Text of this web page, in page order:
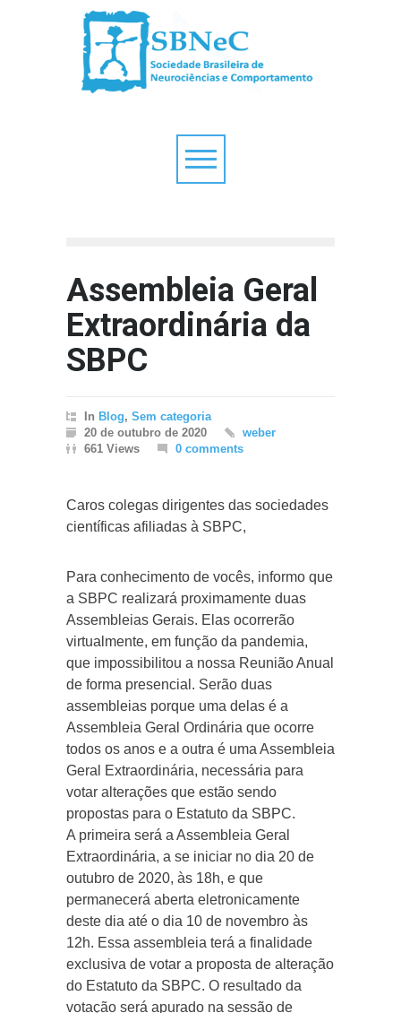
Assembleia Geral
Extraordinária da
SBPC
In Blog, Sem categoria
20 de outubro de 2020
weber
661 Views
0 comments
Caros colegas dirigentes das sociedades
científicas afiliadas à SBPC,
Para conhecimento de vocês, informo que
a SBPC realizará proximamente duas
Assembleias Gerais. Elas ocorrerão
virtualmente, em função da pandemia,
que impossibilitou a nossa Reunião Anual
de forma presencial. Serão duas
assembleias porque uma delas é a
Assembleia Geral Ordinária que ocorre
todos os anos e a outra é uma Assembleia
Geral Extraordinária, necessária para
votar alterações que estão sendo
propostas para o Estatuto da SBPC.
A primeira será a Assembleia Geral
Extraordinária, a se iniciar no dia 20 de
outubro de 2020, às 18h, e que
permanecerá aberta eletronicamente
deste dia até o dia 10 de novembro às
12h. Essa assembleia terá a finalidade
exclusiva de votar a proposta de alteração
do Estatuto da SBPC. O resultado da
votação será apurado na sessão de